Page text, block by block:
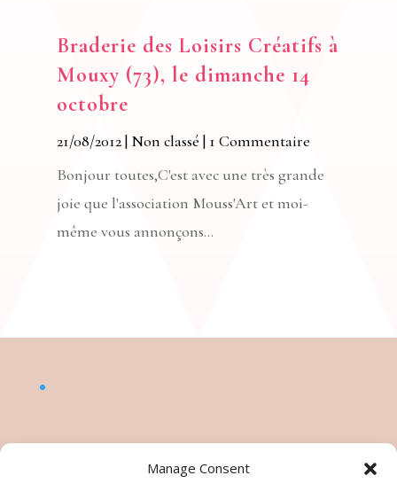
Manage Consent
Braderie des Loisirs Créatifs à
Mouxy (73), le dimanche 14
octobre
21/08/2012| Non classé | 1 Commentaire
Bonjour toutes,C'est avec une très grande
joie que l'association Mouss'Art et moi-
même vous annonçons...